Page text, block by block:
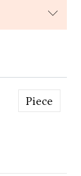
Piece